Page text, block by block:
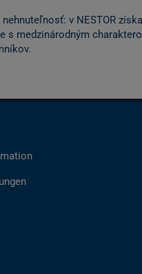
v NESTOR
s medzinárodným